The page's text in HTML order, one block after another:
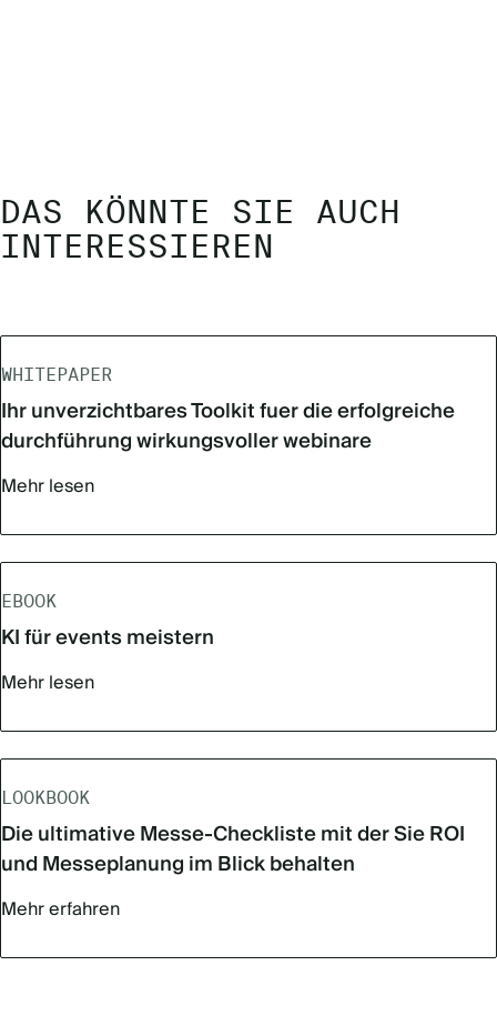
DAS KÖNNTE SIE AUCH
INTERESSIEREN
WHITEPAPER
Ihr unverzichtbares Toolkit fuer die erfolgreiche
durchführung wirkungsvoller webinare
Mehr lesen
EBOOK
KI für events meistern
Mehr lesen
LOOKBOOK
Die ultimative Messe-Checkliste mit der Sie ROI
und Messeplanung im Blick behalten
Mehr erfahren